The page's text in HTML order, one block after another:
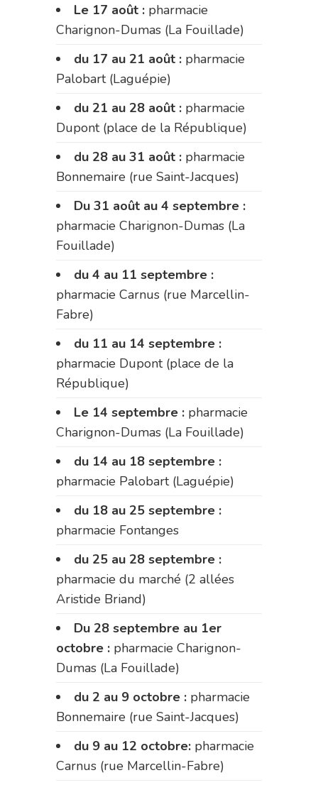
Le 17 août : pharmacie
Charignon-Dumas (La Fouillade)
du 17 au 21 août : pharmacie
Palobart (Laguépie)
du 21 au 28 août : pharmacie
Dupont (place de la République)
du 28 au 31 août : pharmacie
Bonnemaire (rue Saint-Jacques)
Du 31 août au 4 septembre :
pharmacie Charignon-Dumas (La
Fouillade)
du 4 au 11 septembre :
pharmacie Carnus (rue Marcellin-
Fabre)
du 11 au 14 septembre :
pharmacie Dupont (place de la
République)
Le 14 septembre : pharmacie
Charignon-Dumas (La Fouillade)
du 14 au 18 septembre :
pharmacie Palobart (Laguépie)
du 18 au 25 septembre :
pharmacie Fontanges
du 25 au 28 septembre :
pharmacie du marché (2 allées
Aristide Briand)
Du 28 septembre au 1er
octobre : pharmacie Charignon-
Dumas (La Fouillade)
du 2 au 9 octobre : pharmacie
Bonnemaire (rue Saint-Jacques)
du 9 au 12 octobre: pharmacie
Carnus (rue Marcellin-Fabre)